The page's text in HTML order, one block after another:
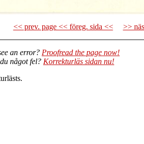
<< prev. page << föreg. sida << >>
an error? Proofread the page now!
något fel? Korrekturläs sidan nu!